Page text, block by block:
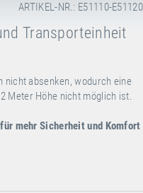
ARTIKEL-NR.: E51110-E51120
Transporteinheit
nicht absenken, wodurch eine
Meter Höhe nicht möglich ist.
für mehr Sicherheit und Komfort